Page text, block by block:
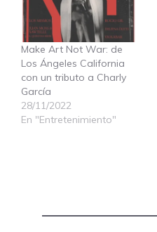
Make Art Not War: de
Los Ángeles California
con un tributo a Charly
García
28/11/2022
En "Entretenimiento"